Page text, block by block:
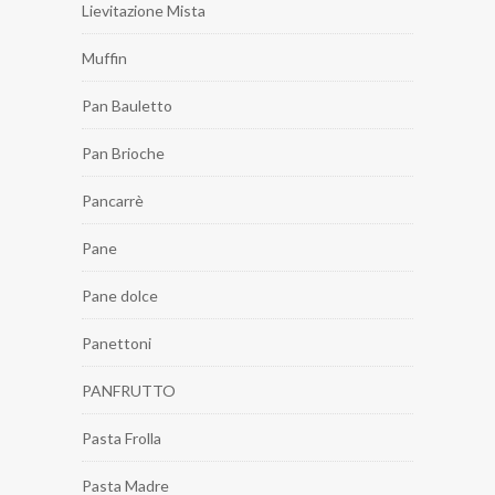
Lievitazione Mista
Muffin
Pan Bauletto
Pan Brioche
Pancarrè
Pane
Pane dolce
Panettoni
PANFRUTTO
Pasta Frolla
Pasta Madre